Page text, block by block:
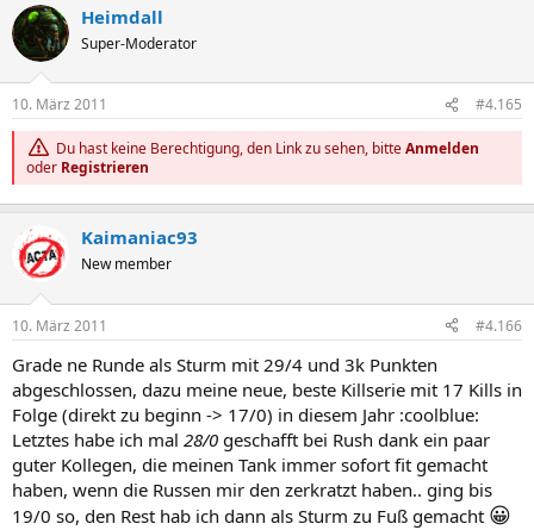
Heimdall
Super-Moderator
10. März 2011 #4.165
Du hast keine Berechtigung, den Link zu sehen, bitteAnmelden
oder Registrieren
Kaimaniac93
New member
10. März 2011 #4.166
Grade ne Runde als Sturm mit 29/4 und 3k Punkten
abgeschlossen, dazu meine neue, beste Killserie mit 17 Kills in
Folge (direkt zu beginn -> 17/0) in diesem Jahr :coolblue:
Letztes habe ich mal 28/0 geschafft bei Rush dank ein paar
guter Kollegen, die meinen Tank immer sofort fit gemacht
haben, wenn die Russen mir den zerkratzt haben.. ging bis
19/0 so, den Rest hab ich dann als Sturm zu Fuß gemacht 😀